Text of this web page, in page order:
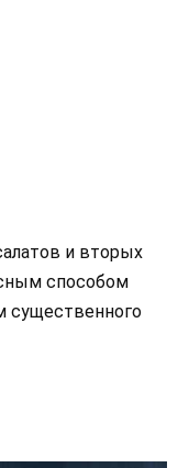
и вторых
способом
существенного